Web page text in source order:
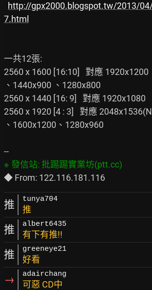
http://gpx2000.blogspot.tw/2013/
7.html
一共12張:
2560 x 1600 [16:10]   對應 1920x1200
、1440x900 、1280x800
2560 x 1440 [16: 9]   對應 1920x1080
2560 x 1920 [4 : 3]   對應
、1600x1200、1280x960
推 tunya704
推
推 albert6435
有下有推!!
推 greeneye21
好看
→ adairchang
可惡 CD中